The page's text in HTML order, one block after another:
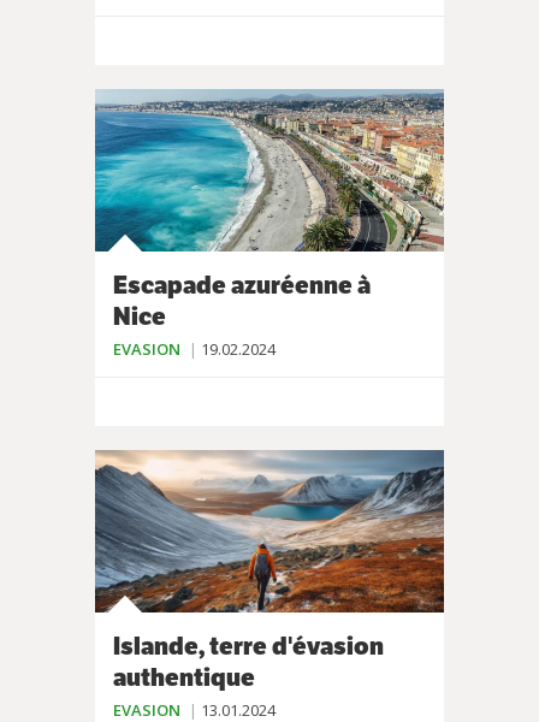
Escapade azuréenne à
Nice
EVASION 19.02.2024
Islande, terre d'évasion
authentique
EVASION 13.01.2024